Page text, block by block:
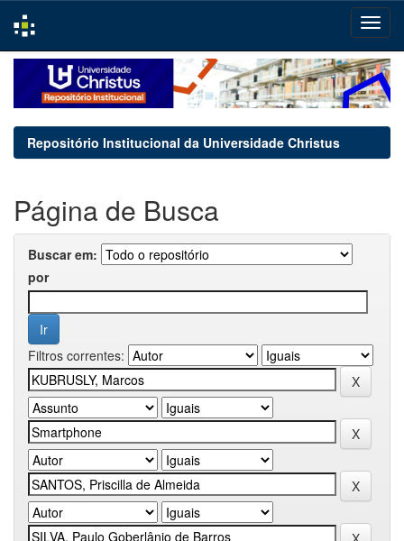
navigation
Repositório Institucional da Universidade Christus
Página de Busca
Buscar em:
por
Filtros correntes: